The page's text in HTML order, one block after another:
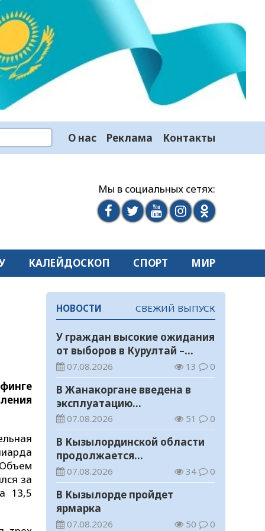
О нас Реклама Контакты
Мы в социальных сетях:
КАЛЕЙДОСКОП СПОРТ МИР
за
13,5
НОВОСТИ СВЕЖИЙ ВЫПУСК
У граждан высокие ожидания
от выборов в Курултай –
опрос общественного мнения
07.08.2026 13 0
В Жанакоргане введена в
эксплуатацию
водораспределительная
станция
07.08.2026 51 0
В Кызылординской области
продолжается
экологическая акция «Таза
Қазақстан»
07.08.2026 34 0
В Кызылорде пройдет
ярмарка
07.08.2026 50 0